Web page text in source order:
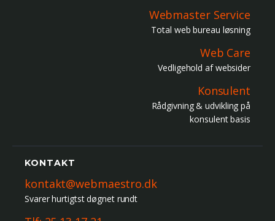
Webmaster Service
Total web bureau løsning
Web Care
Vedligehold af websider
Konsulent
Rådgivning & udvikling på
konsulent basis
KONTAKT
kontakt@webmaestro.dk
Svarer hurtigtst døgnet rundt